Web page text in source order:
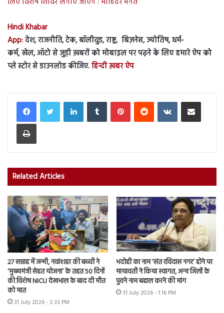
Hindi Khabar
App:देश, राजनीति, टेक, बॉलीवुड, राष्ट्र, बिज़नेस, ज्योतिष, धर्म-
कर्म, खेल, ऑटो से जुड़ी ख़बरों को मोबाइल पर पढ़ने के लिए हमारे ऐप को
प्ले स्टोर से डाउनलोड कीजिए.हिन्दी ख़बर ऐप
LinkedInTumblr PinterestReddit VKontakteShare via Email
Print
Related Articles
27 सप्ताह में जन्मी, नवांशहर की बच्ची ने
‘मुख्यमंत्री सेहत योजना’ के तहत 50 दिनों
की विशेष NICU देखभाल के बाद दी मौत
को मात
31 July 2026 - 3:33 PM
भदोही का नाम ‘संत रविदास नगर’ होने पर
मायावती ने किया स्वागत, अन्य जिलों के
पुराने नाम बहाल करने की मांग
31 July 2026 - 1:16 PM